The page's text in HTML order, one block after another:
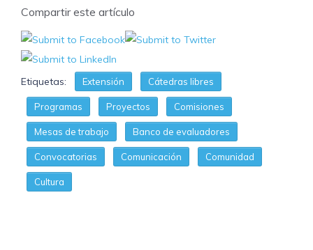
Compartir este artículo
Etiquetas: Extensión Cátedras libres
Programas Proyectos Comisiones
Mesas de trabajo Banco de evaluadores
Convocatorias Comunicación Comunidad
Cultura